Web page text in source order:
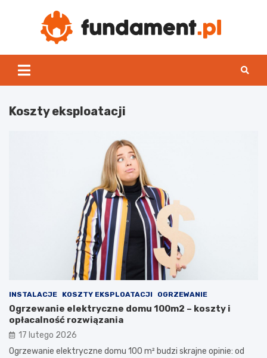
Koszty eksploatacji
INSTALACJE KOSZTY EKSPLOATACJI OGRZEWANIE
Ogrzewanie elektryczne domu 100m2 – koszty i
opłacalność rozwiązania
17 lutego 2026
Ogrzewanie elektryczne domu 100 m² budzi skrajne opinie: od